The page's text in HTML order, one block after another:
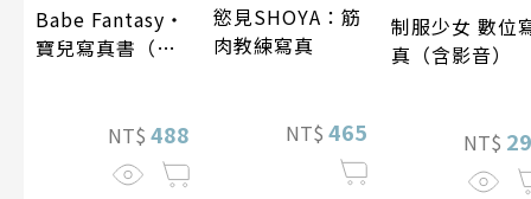
Babe Fantasy‧
寶兒寫真書（加
NT$ 488
慾見SHOYA：筋
肉教練寫真
NT$ 465
制服少女 數位
真（含影音）
NT$